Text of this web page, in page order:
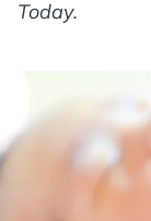
Today.